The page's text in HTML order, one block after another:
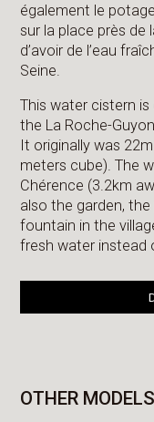
également le
sur la place près de
d’avoir de l’eau
Seine.
This water cistern
the La Roche-
It originally was
meters cube). The
Chérence (3.2km
also the garden,
fountain in the
fresh water instead
OTHER